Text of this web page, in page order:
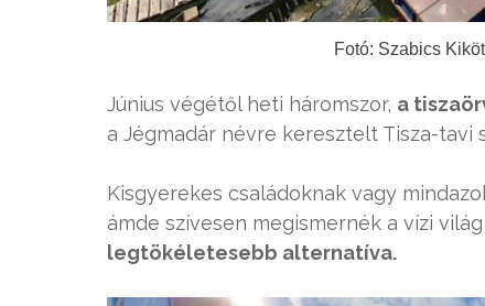
Fotó: Szabics
Június végétől heti háromszor, a
a Jégmadár névre keresztelt Tisza-tavi
Kisgyerekes családoknak vagy
ámde szívesen megismernék a vízi
legtökéletesebb alternatíva.